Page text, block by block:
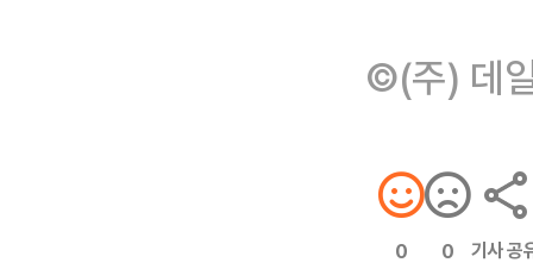
©(주) 데
0 0 기사 공